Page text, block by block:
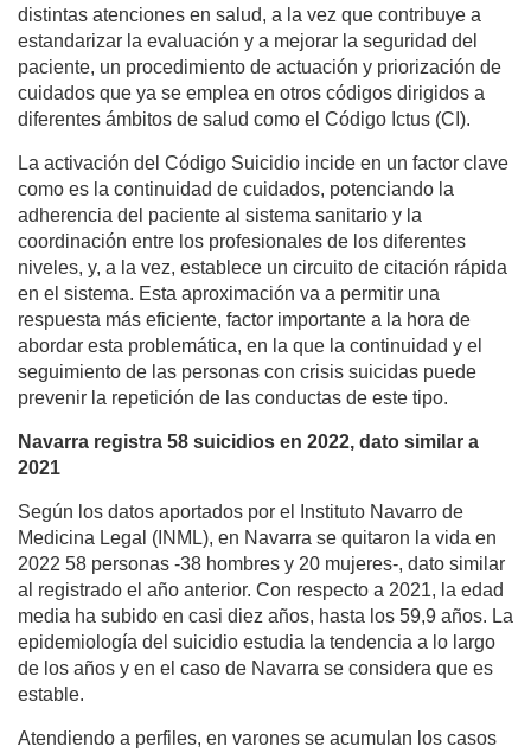
distintas atenciones en salud, a la vez que contribuye a
estandarizar la evaluación y a mejorar la seguridad del
paciente, un procedimiento de actuación y priorización de
cuidados que ya se emplea en otros códigos dirigidos a
diferentes ámbitos de salud como el Código Ictus (CI).
La activación del Código Suicidio incide en un factor clave
como es la continuidad de cuidados, potenciando la
adherencia del paciente al sistema sanitario y la
coordinación entre los profesionales de los diferentes
niveles, y, a la vez, establece un circuito de citación rápida
en el sistema. Esta aproximación va a permitir una
respuesta más eficiente, factor importante a la hora de
abordar esta problemática, en la que la continuidad y el
seguimiento de las personas con crisis suicidas puede
prevenir la repetición de las conductas de este tipo.
Navarra registra 58 suicidios en 2022, dato similar a
2021
Según los datos aportados por el Instituto Navarro de
Medicina Legal (INML), en Navarra se quitaron la vida en
2022 58 personas -38 hombres y 20 mujeres-, dato similar
al registrado el año anterior. Con respecto a 2021, la edad
media ha subido en casi diez años, hasta los 59,9 años. La
epidemiología del suicidio estudia la tendencia a lo largo
de los años y en el caso de Navarra se considera que es
estable.
Atendiendo a perfiles, en varones se acumulan los casos